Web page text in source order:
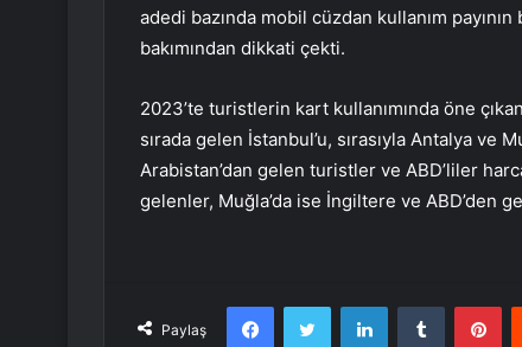
adedi bazında mobil cüzdan kullanım
bakımından dikkati çekti.
2023’te turistlerin kart kullanımında öne
sırada gelen İstanbul’u, sırasıyla Antalya ve
Arabistan’dan gelen turistler ve ABD’liler
gelenler, Muğla’da ise İngiltere ve ABD’den
Paylaş
FacebookTwitter LinkedInTumblr